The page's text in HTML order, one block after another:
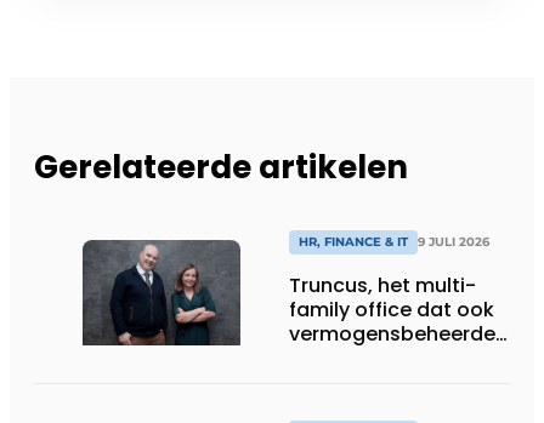
Gerelateerde artikelen
HR, FINANCE & IT 9 JULI 2026
Truncus, het multi-
family office dat ook
vermogensbeheerder